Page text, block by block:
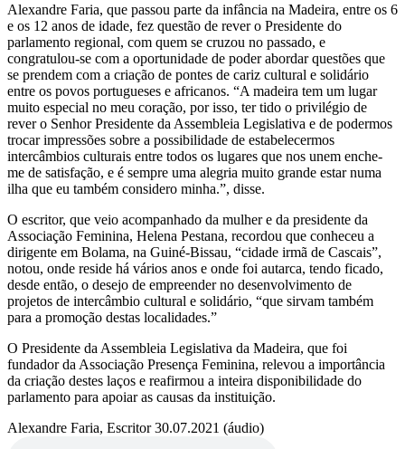
Alexandre Faria, que passou parte da infância na Madeira, entre os 6
e os 12 anos de idade, fez questão de rever o Presidente do
parlamento regional, com quem se cruzou no passado, e
congratulou-se com a oportunidade de poder abordar questões que
se prendem com a criação de pontes de cariz cultural e solidário
entre os povos portugueses e africanos. “A madeira tem um lugar
muito especial no meu coração, por isso, ter tido o privilégio de
rever o Senhor Presidente da Assembleia Legislativa e de podermos
trocar impressões sobre a possibilidade de estabelecermos
intercâmbios culturais entre todos os lugares que nos unem enche-
me de satisfação, e é sempre uma alegria muito grande estar numa
ilha que eu também considero minha.”, disse.
O escritor, que veio acompanhado da mulher e da presidente da
Associação Feminina, Helena Pestana, recordou que conheceu a
dirigente em Bolama, na Guiné-Bissau, “cidade irmã de Cascais”,
notou, onde reside há vários anos e onde foi autarca, tendo ficado,
desde então, o desejo de empreender no desenvolvimento de
projetos de intercâmbio cultural e solidário, “que sirvam também
para a promoção destas localidades.”
O Presidente da Assembleia Legislativa da Madeira, que foi
fundador da Associação Presença Feminina, relevou a importância
da criação destes laços e reafirmou a inteira disponibilidade do
parlamento para apoiar as causas da instituição.
Alexandre Faria, Escritor 30.07.2021 (áudio)